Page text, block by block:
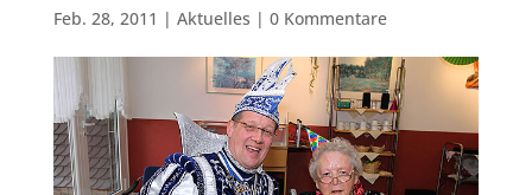
Feb. 28, 2011 | Aktuelles | 0 Kommentare